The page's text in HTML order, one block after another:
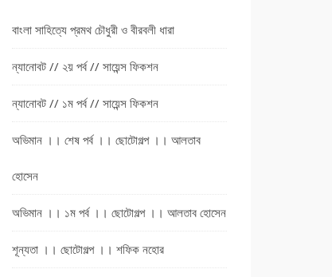
বাংলা সাহিত্যে প্রমথ চৌধুরী ও বীরবলী ধারা
ন্যানোবট // ২য় পর্ব // সায়েন্স ফিকশন
ন্যানোবট // ১ম পর্ব // সায়েন্স ফিকশন
অভিমান ।। শেষ পর্ব ।। ছোটোগল্প ।। আলতাব
হোসেন
অভিমান ।। ১ম পর্ব ।। ছোটোগল্প ।। আলতাব হোসেন
শূন্যতা ।। ছোটোগল্প ।। শফিক নহোর